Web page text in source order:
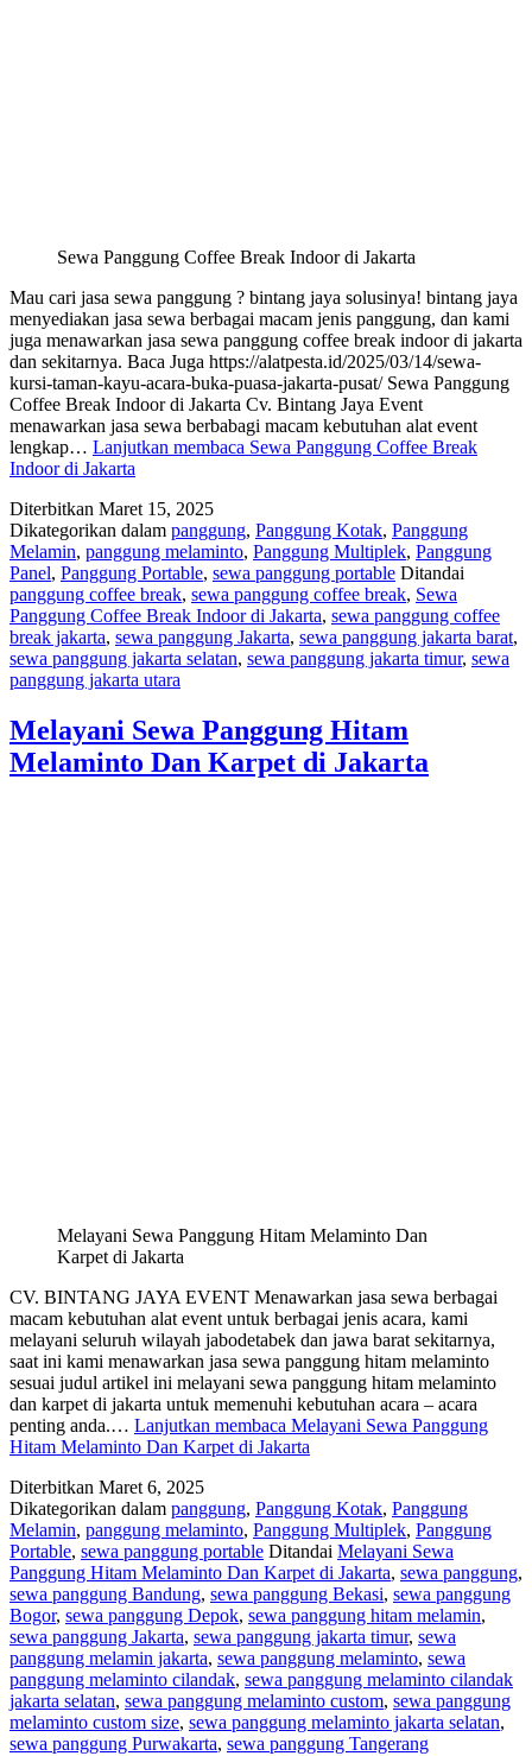
Sewa Panggung Coffee Break Indoor di Jakarta
Mau cari jasa sewa panggung ? bintang jaya solusinya! bintang jaya
menyediakan jasa sewa berbagai macam jenis panggung, dan kami
juga menawarkan jasa sewa panggung coffee break indoor di jakarta
dan sekitarnya. Baca Juga https://alatpesta.id/2025/03/14/sewa-
kursi-taman-kayu-acara-buka-puasa-jakarta-pusat/ Sewa Panggung
Coffee Break Indoor di Jakarta Cv. Bintang Jaya Event
menawarkan jasa sewa berbabagi macam kebutuhan alat event
lengkap… Lanjutkan membaca Sewa Panggung Coffee Break
Indoor di Jakarta
Diterbitkan Maret 15, 2025
Dikategorikan dalam panggung, Panggung Kotak, Panggung
Melamin, panggung melaminto, Panggung Multiplek, Panggung
Panel, Panggung Portable, sewa panggung portable Ditandai
panggung coffee break, sewa panggung coffee break, Sewa
Panggung Coffee Break Indoor di Jakarta, sewa panggung coffee
break jakarta, sewa panggung Jakarta, sewa panggung jakarta barat,
sewa panggung jakarta selatan, sewa panggung jakarta timur, sewa
panggung jakarta utara
Melayani Sewa Panggung Hitam
Melaminto Dan Karpet di Jakarta
Melayani Sewa Panggung Hitam Melaminto Dan
Karpet di Jakarta
CV. BINTANG JAYA EVENT Menawarkan jasa sewa berbagai
macam kebutuhan alat event untuk berbagai jenis acara, kami
melayani seluruh wilayah jabodetabek dan jawa barat sekitarnya,
saat ini kami menawarkan jasa sewa panggung hitam melaminto
sesuai judul artikel ini melayani sewa panggung hitam melaminto
dan karpet di jakarta untuk memenuhi kebutuhan acara – acara
penting anda.… Lanjutkan membaca Melayani Sewa Panggung
Hitam Melaminto Dan Karpet di Jakarta
Diterbitkan Maret 6, 2025
Dikategorikan dalam panggung, Panggung Kotak, Panggung
Melamin, panggung melaminto, Panggung Multiplek, Panggung
Portable, sewa panggung portable Ditandai Melayani Sewa
Panggung Hitam Melaminto Dan Karpet di Jakarta, sewa panggung,
sewa panggung Bandung, sewa panggung Bekasi, sewa panggung
Bogor, sewa panggung Depok, sewa panggung hitam melamin,
sewa panggung Jakarta, sewa panggung jakarta timur, sewa
panggung melamin jakarta, sewa panggung melaminto, sewa
panggung melaminto cilandak, sewa panggung melaminto cilandak
jakarta selatan, sewa panggung melaminto custom, sewa panggung
melaminto custom size, sewa panggung melaminto jakarta selatan,
sewa panggung Purwakarta, sewa panggung Tangerang